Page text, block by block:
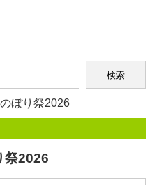
ぼり祭2026
祭2026